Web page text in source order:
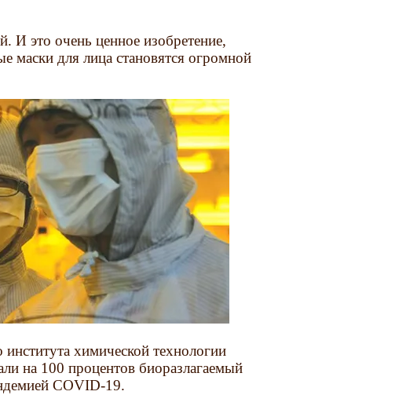
И это очень ценное изобретение,
маски для лица становятся огромной
химической технологии
на 100 процентов биоразлагаемый
COVID-19.